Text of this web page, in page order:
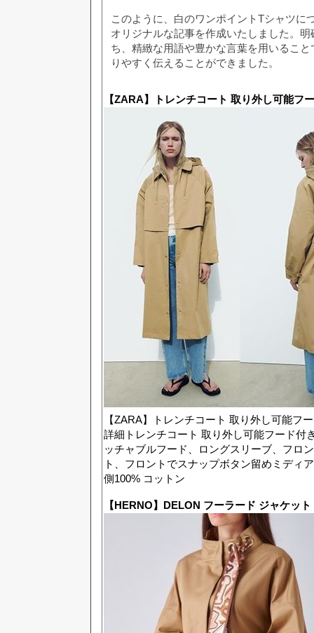
このように、白のワンポイントTシャツに
オリジナルな記事を作成いたしました。
ち、精緻な用語や豊かな言葉を用いるこ
りやすく伝えることができました。
【ZARA】トレンチコート 取り外し可能フ
【ZARA】トレンチコート 取り外し可能フ
詳細トレンチコート 取り外し可能フード付
ッチャブルフード、ロングスリーブ、フロ
ト、フロントでスナップボタン留めミディ
側100% コットン
【HERNO】DELON フーラード ジャケット